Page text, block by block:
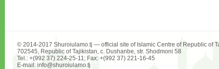
© 2014-2017 Shuroiulamo.tj — official site of Islamic Centre of Republic of
702545, Republic of Tajikistan, c. Dushanbe, str. Shodmoni 58
Tel.: +(992 37) 224-25-11; Fax: +(992 37) 221-16-45
E-mail: info@shuroiulamo.tj